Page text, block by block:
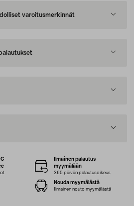
varoitusmerkinnät
€
Ilmainen palautus
myymälään
365 päivän palautusoikeus
Nouda myymälästä
Ilmainen nouto myymälästä